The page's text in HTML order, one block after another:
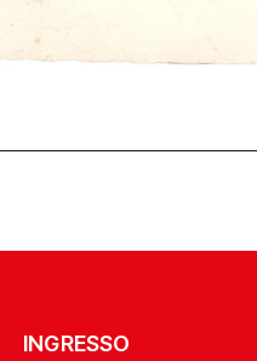
INGRESSO